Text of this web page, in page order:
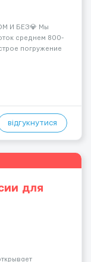
И БЕЗ💎 Мы
среднем 800-
погружение
для вашего
відгукнутися
для